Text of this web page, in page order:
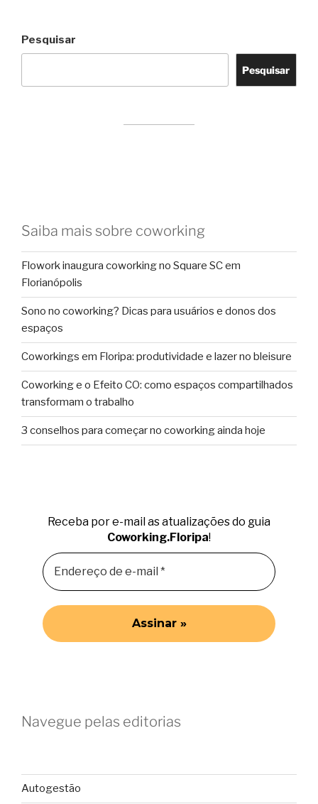
Pesquisar
Pesquisar
Saiba mais sobre coworking
Flowork inaugura coworking no Square SC em
Florianópolis
Sono no coworking? Dicas para usuários e donos dos
espaços
Coworkings em Floripa: produtividade e lazer no bleisure
Coworking e o Efeito CO: como espaços compartilhados
transformam o trabalho
3 conselhos para começar no coworking ainda hoje
Receba por e-mail as atualizações do guia
Coworking.Floripa!
Navegue pelas editorias
Autogestão